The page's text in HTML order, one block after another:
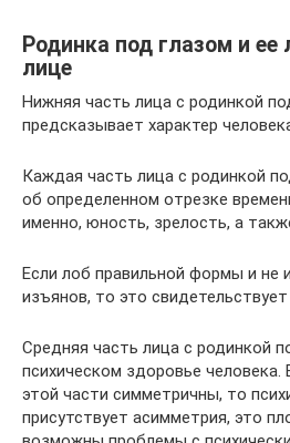
Родинка под глазом и ее
лице
Нижняя часть лица с родинкой
предсказывает характер
Каждая часть лица с родинкой
об определенном отрезке
именно, юность, зрелость, а
Если лоб правильной формы и не
изъянов, то это
Средняя часть лица с родинкой
психическом здоровье человека.
этой части симметричны, то
присутствует асимметрия, это